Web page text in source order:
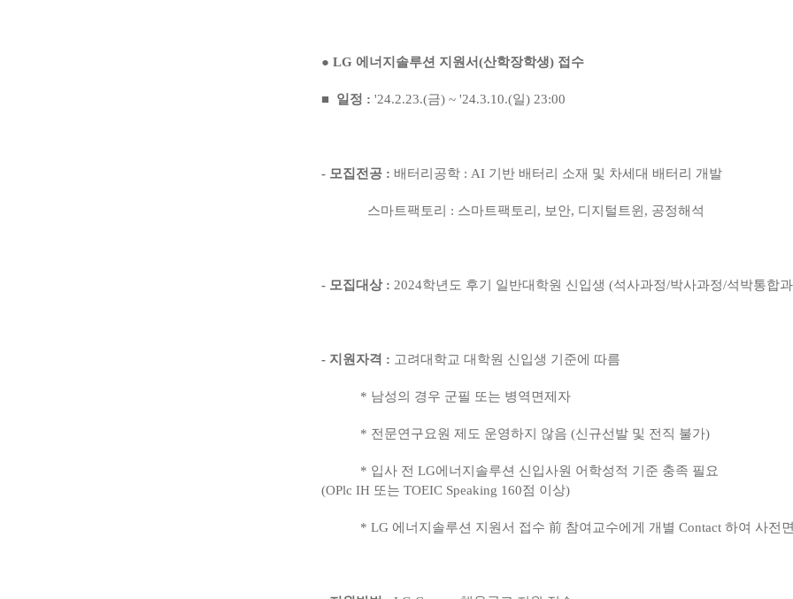
● LG 에너지솔루션 지원서(산학장학생) 접수
■ 일정 : '24.2.23.(금) ~ '24.3.10.(일) 23:00
- 모집전공: 배터리공학: AI 기반 배터리 소재 및 차세대 배터리 개발
스마트팩토리 : 스마트팩토리 , 보안, 디지털트윈 , 공정해석
- 모집대상: 2024학년도 후기 일반대학원 신입생 (석사과정/박사과정/석박통합
- 지원자격 : 고려대학교 대학원 신입생 기준에 따름
* 남성의 경우 군필 또는 병역면제자
* 전문연구요원 제도 운영하지 않음 (신규선발 및 전직 불가)
* 입사 전 LG에너지솔루션 신입사원 어학성적 기준 충족 필요
(OPlc IH 또는 TOEIC Speaking 160점 이상)
* LG 에너지솔루션 지원서 접수 前 참여교수에게 개별 Contact 하여 사전